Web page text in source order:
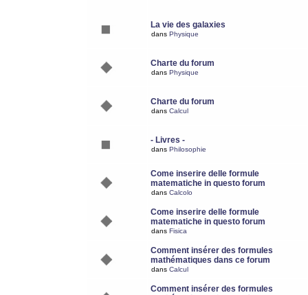
La vie des galaxies
dans Physique
Charte du forum
dans Physique
Charte du forum
dans Calcul
- Livres -
dans Philosophie
Come inserire delle formule
matematiche in questo forum
dans Calcolo
Come inserire delle formule
matematiche in questo forum
dans Fisica
Comment insérer des formules
mathématiques dans ce forum
dans Calcul
Comment insérer des formules